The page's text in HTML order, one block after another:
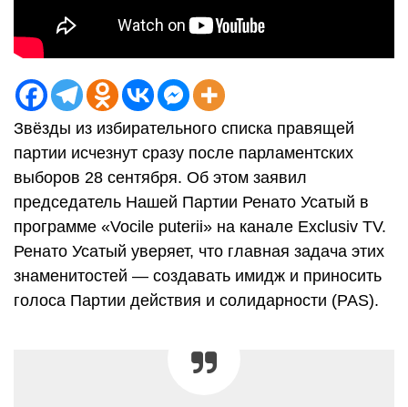
Звёзды из избирательного списка правящей
партии исчезнут сразу после парламентских
выборов 28 сентября. Об этом заявил
председатель Нашей Партии Ренато Усатый в
программе «Vocile puterii» на канале Exclusiv TV.
Ренато Усатый уверяет, что главная задача этих
знаменитостей — создавать имидж и приносить
голоса Партии действия и солидарности (PAS).